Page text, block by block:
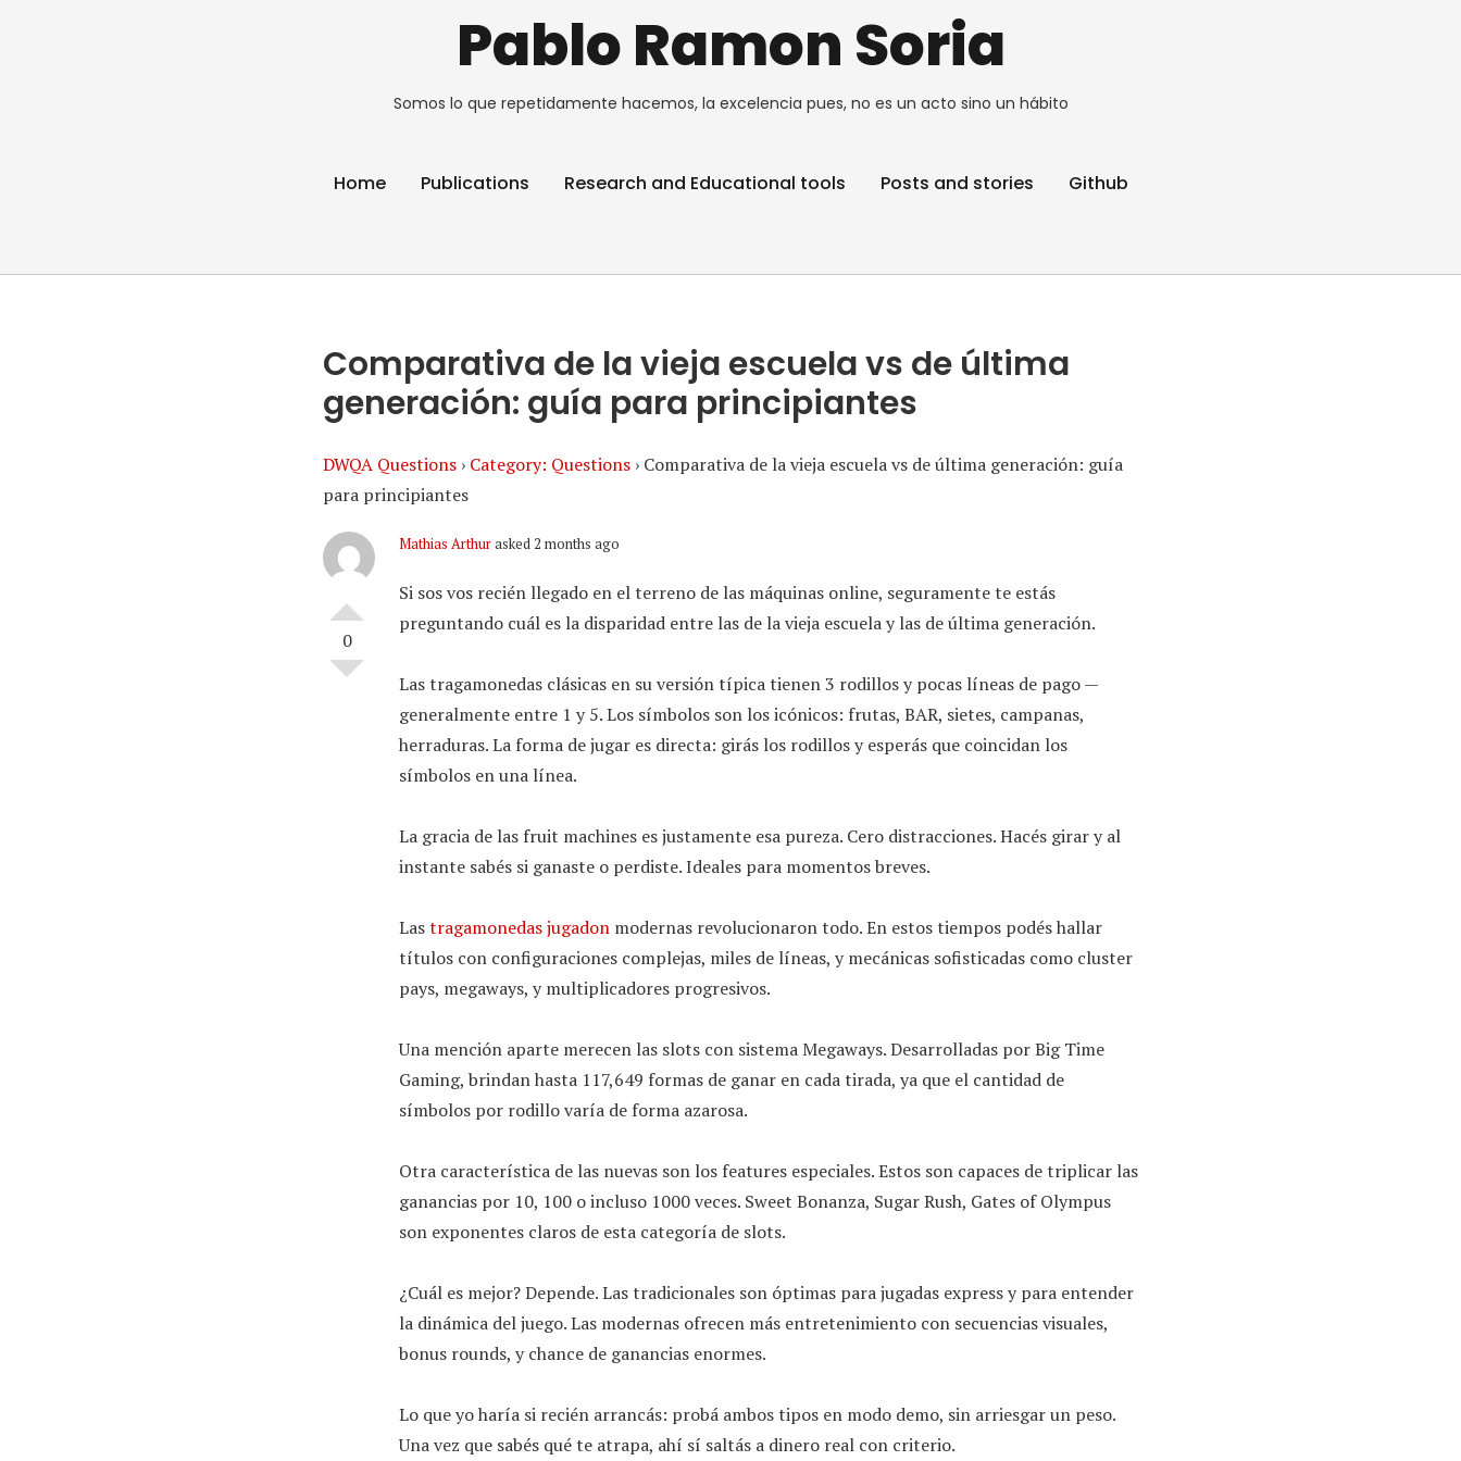
Pablo Ramon Soria
Somos lo que repetidamente hacemos, la excelencia pues, no es un acto sino un hábito
Home Publications Research and Educational tools Posts and stories Github
Comparativa de la vieja escuela vs de última
generación: guía para principiantes
DWQA Questions › Category: Questions › Comparativa de la vieja escuela vs de última generación: guía
para principiantes
0
Mathias Arthurasked 2 months ago
Si sos vos recién llegado en el terreno de las máquinas online, seguramente te estás
preguntando cuál es la disparidad entre las de la vieja escuela y las de última generación.
Las tragamonedas clásicas en su versión típica tienen 3 rodillos y pocas líneas de pago —
generalmente entre 1 y 5. Los símbolos son los icónicos: frutas, BAR, sietes, campanas,
herraduras. La forma de jugar es directa: girás los rodillos y esperás que coincidan los
símbolos en una línea.
La gracia de las fruit machines es justamente esa pureza. Cero distracciones. Hacés girar y al
instante sabés si ganaste o perdiste. Ideales para momentos breves.
Lastragamonedas jugadon modernas revolucionaron todo. En estos tiempos podés hallar
títulos con configuraciones complejas, miles de líneas, y mecánicas sofisticadas como cluster
pays, megaways, y multiplicadores progresivos.
Una mención aparte merecen las slots con sistema Megaways. Desarrolladas por Big Time
Gaming, brindan hasta 117,649 formas de ganar en cada tirada, ya que el cantidad de
símbolos por rodillo varía de forma azarosa.
Otra característica de las nuevas son los features especiales. Estos son capaces de triplicar las
ganancias por 10, 100 o incluso 1000 veces. Sweet Bonanza, Sugar Rush, Gates of Olympus
son exponentes claros de esta categoría de slots.
¿Cuál es mejor? Depende. Las tradicionales son óptimas para jugadas express y para entender
la dinámica del juego. Las modernas ofrecen más entretenimiento con secuencias visuales,
bonus rounds, y chance de ganancias enormes.
Lo que yo haría si recién arrancás: probá ambos tipos en modo demo, sin arriesgar un peso.
Una vez que sabés qué te atrapa, ahí sí saltás a dinero real con criterio.